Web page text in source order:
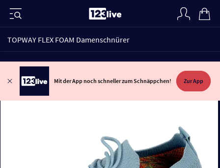
TOPWAY FLEX FOAM Damenschnürer
Mit der App noch schneller zum Schnäppchen! Zur App